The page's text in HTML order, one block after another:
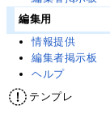
編集用
情報提供
編集者掲示板
ヘルプ
テンプレ